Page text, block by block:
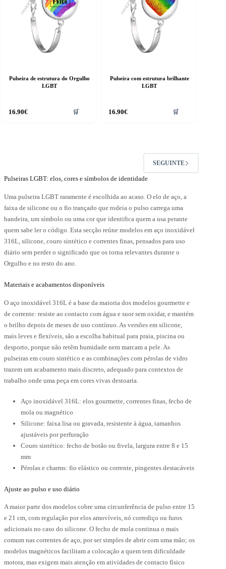
Pulseira de estrutura do Orgulho
LGBT
16.90€ 🛒
Pulseira com estrutura brilhante
LGBT
16.90€ 🛒
SEGUINTE
Pulseiras LGBT: elos, cores e símbolos de identidade
Uma pulseira LGBT raramente é escolhida ao acaso. O elo de aço, a
faixa de silicone ou o fio trançado que rodeia o pulso carrega uma
bandeira, um símbolo ou uma cor que identifica quem a usa perante
quem sabe ler o código. Esta secção reúne modelos em aço inoxidável
316L, silicone, couro sintético e correntes finas, pensados para uso
diário sem perder o significado que os torna relevantes durante o
Orgulho e no resto do ano.
Materiais e acabamentos disponíveis
O aço inoxidável 316L é a base da maioria dos modelos gourmette e
de corrente: resiste ao contacto com água e suor sem oxidar, e mantém
o brilho depois de meses de uso contínuo. As versões em silicone,
mais leves e flexíveis, são a escolha habitual para praia, piscina ou
desporto, porque não retêm humidade nem marcam a pele. As
pulseiras em couro sintético e as combinações com pérolas de vidro
trazem um acabamento mais discreto, adequado para contextos de
trabalho onde uma peça em cores vivas destoaria.
Aço inoxidável 316L: elos gourmette, correntes finas, fecho de
mola ou magnético
Silicone: faixa lisa ou gravada, resistente à água, tamanhos
ajustáveis por perfuração
Couro sintético: fecho de botão ou fivela, largura entre 8 e 15
mm
Pérolas e charms: fio elástico ou corrente, pingentes destacáveis
Ajuste ao pulso e uso diário
A maior parte dos modelos cobre uma circunferência de pulso entre 15
e 21 cm, com regulação por elos amovíveis, nó corrediço ou furos
adicionais no caso do silicone. O fecho de mola continua o mais
comum nas correntes de aço, por ser simples de abrir com uma mão; os
modelos magnéticos facilitam a colocação a quem tem dificuldade
motora, mas exigem mais atenção em atividades de contacto físico